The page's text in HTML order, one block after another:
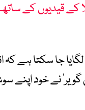
کے قیدیوں کے
جا سکتا ہے کہ
نے خود اپنے